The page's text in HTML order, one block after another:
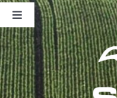
Saltar
contenido
Toggle
Navigation
Nosotros
Publicaciones
Sala de Prensa